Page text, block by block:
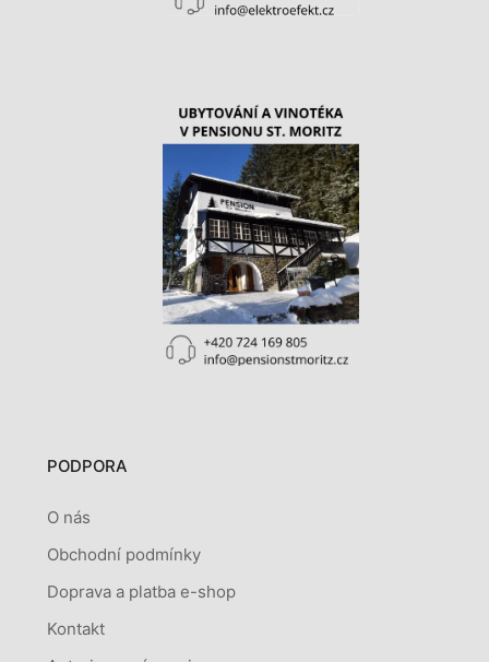
PODPORA
O nás
Obchodní podmínky
Doprava a platba e-shop
Kontakt